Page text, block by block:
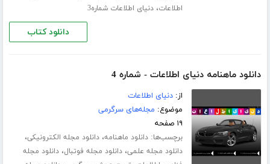
اطلاعات،دنیای اطلاعات شماره3
دانلود کتاب
دانلود ماهنامه دنیای اطلاعات - شماره 4
از:دنیای اطلاعات
موضوع: مجله‌های سرگرمی
۱۹ صفحه
برچسب‌ها:دانلود ماهنامه،دانلود مجله الکترونیکی،
دانلود مجله علمی،دانلود مجله فوتبال،دانلود مجله